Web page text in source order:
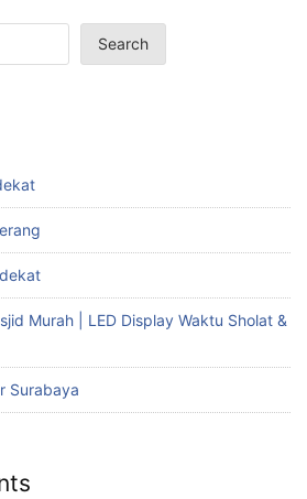
Search
Murah | LED Display Waktu Sholat &
Surabaya